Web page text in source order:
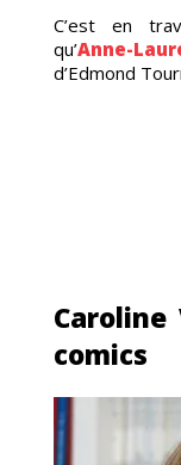
C’est en
qu’Anne-
d’Edmond
comics